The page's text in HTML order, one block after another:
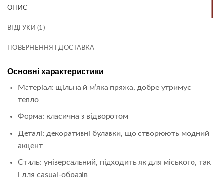
ОПИС
ВІДГУКИ (1)
ПОВЕРНЕННЯ І ДОСТАВКА
Основні характеристики
Матеріал: щільна й м’яка пряжа, добре утримує
тепло
Форма: класична з відворотом
Деталі: декоративні булавки, що створюють модний
акцент
Стиль: універсальний, підходить як для міського, так
і для casual-образів